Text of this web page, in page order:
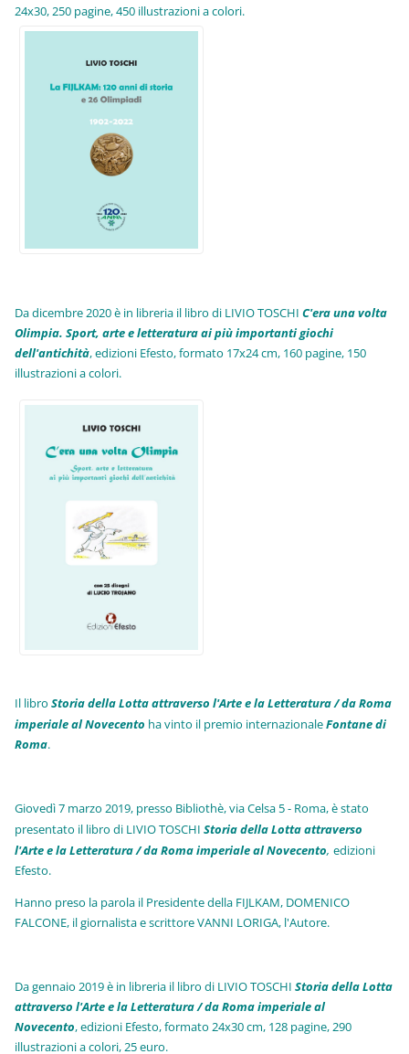
24x30, 250 pagine, 450 illustrazioni a colori.
Da dicembre 2020 è in libreria il libro di LIVIO TOSCHIC'era una volta
Olimpia. Sport, arte e letteratura ai più importanti giochi
dell'antichità,edizioni Efesto, formato 17x24 cm, 160 pagine, 150
illustrazioni a colori.
Il libroStoria della Lotta attraverso l'Arte e la Letteratura / da Roma
imperiale al Novecento ha vinto il premio internazionaleFontane di
Roma.
Giovedì 7 marzo 2019, presso Bibliothè, via Celsa 5 - Roma, è stato
presentato il libro di LIVIO TOSCHIStoria della Lotta attraverso
l'Arte e la Letteratura / da Roma imperiale al Novecento, edizioni
Efesto.
Hanno preso la parola il Presidente della FIJLKAM, DOMENICO
FALCONE, il giornalista e scrittore VANNI LORIGA, l'Autore.
Da gennaio 2019 è in libreria il libro di LIVIO TOSCHIStoria della Lotta
attraverso l'Arte e la Letteratura / da Roma imperiale al
Novecento, edizioni Efesto, formato 24x30 cm, 128 pagine, 290
illustrazioni a colori, 25 euro.